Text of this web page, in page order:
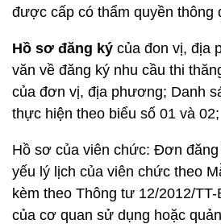
được cấp có thẩm quyền thông
Hồ sơ đăng ký của đon vị, địa
văn về đăng ký nhu cầu thi
của đơn vị, địa phương; Danh
thực hiện theo biểu số 01 và 02;
Hồ sơ của viên chức: Đơn
yếu lý lịch của viên chức theo
kèm theo Thông tư 12/2012/
của cơ quan sử dụng hoặc